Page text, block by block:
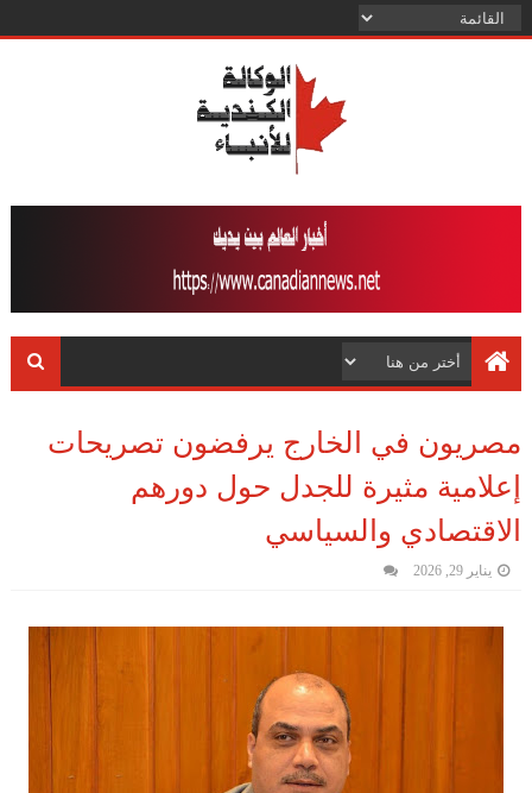
مصريون في الخارج يرفضون تصريحات
إعلامية مثيرة للجدل حول دورهم
الاقتصادي والسياسي
يناير 29, 2026